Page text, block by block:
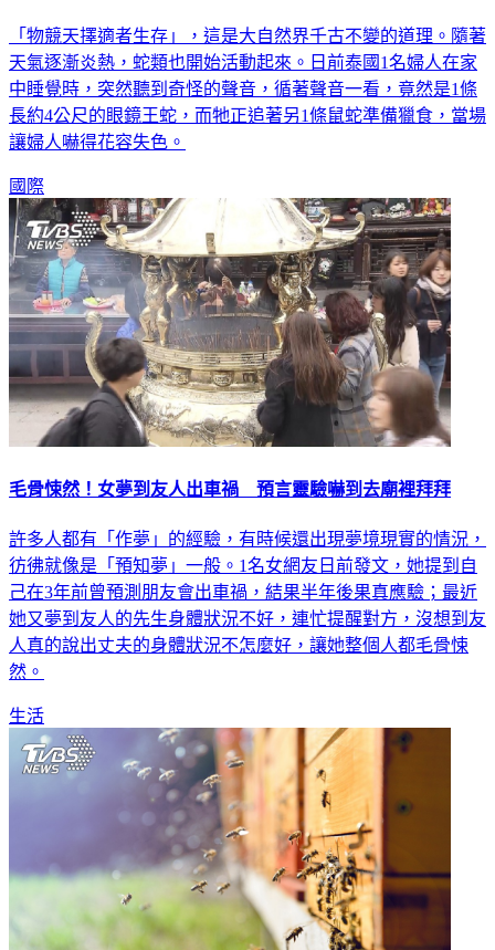
「物競天擇適者生存」，這是大自然界千古不變的道理。隨著
天氣逐漸炎熱，蛇類也開始活動起來。日前泰國1名婦人在家
中睡覺時，突然聽到奇怪的聲音，循著聲音一看，竟然是1條
長約4公尺的眼鏡王蛇，而牠正追著另1條鼠蛇準備獵食，當場
讓婦人嚇得花容失色。
國際
毛骨悚然！女夢到友人出車禍 預言靈驗嚇到去廟裡拜拜
許多人都有「作夢」的經驗，有時候還出現夢境現實的情況，
彷彿就像是「預知夢」一般。1名女網友日前發文，她提到自
己在3年前曾預測朋友會出車禍，結果半年後果真應驗；最近
她又夢到友人的先生身體狀況不好，連忙提醒對方，沒想到友
人真的說出丈夫的身體狀況不怎麼好，讓她整個人都毛骨悚
然。
生活